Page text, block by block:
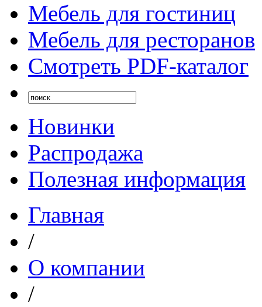
Мебель для гостиниц
Мебель для ресторанов
Смотреть PDF-каталог
Новинки
Распродажа
Полезная информация
Главная
/
О компании
/